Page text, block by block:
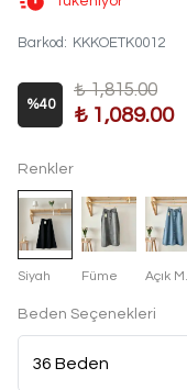
Barkod : KKKOETK0012
%40
₺ 1,815.00
₺ 1,089.00
Renkler
Siyah Füme
Beden Seçenekleri